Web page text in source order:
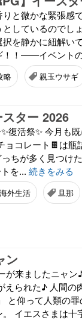
と微かな緊張感
しているのでし
を静かに紐解い
！！――イベント
略 親玉ウサギ
ター 2026
復活祭✨ 今月も
ョコレート🍫は瓶
ちが多く見つけ
を... 続きをみる
海外生活 旦那
ン
が来ましたニャ
えられた♪ 人間の
と仰って人類の
イエスさまは十